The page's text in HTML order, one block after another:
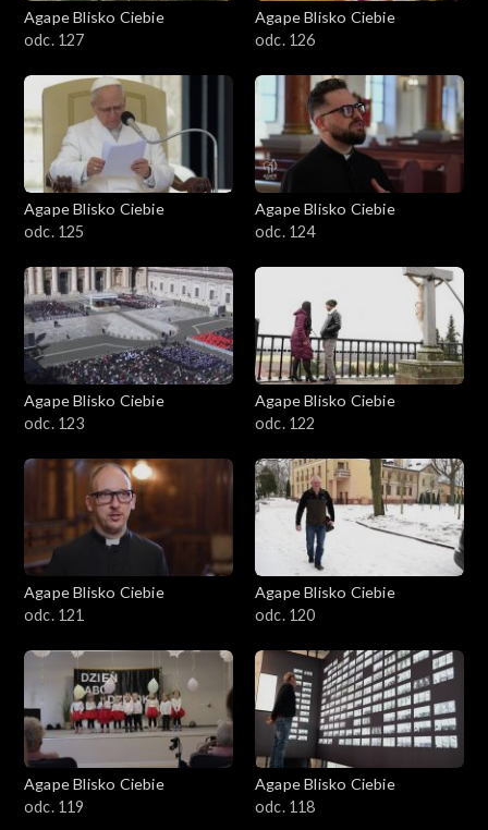
Agape Blisko Ciebie
odc. 127
Agape Blisko Ciebie
odc. 126
Agape Blisko Ciebie
odc. 125
Agape Blisko Ciebie
odc. 124
Agape Blisko Ciebie
odc. 123
Agape Blisko Ciebie
odc. 122
Agape Blisko Ciebie
odc. 121
Agape Blisko Ciebie
odc. 120
Agape Blisko Ciebie
odc. 119
Agape Blisko Ciebie
odc. 118